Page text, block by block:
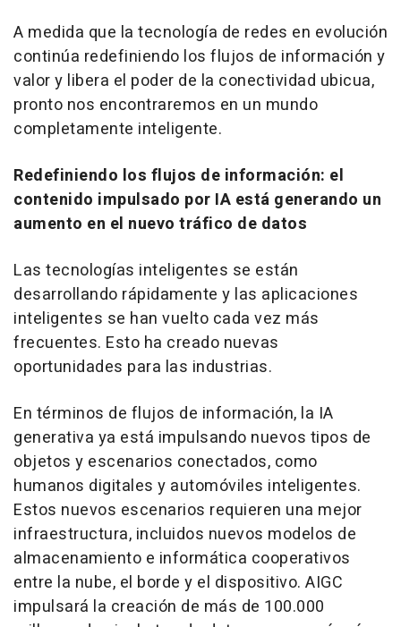
A medida que la tecnología de redes en evolución
continúa redefiniendo los flujos de información y
valor y libera el poder de la conectividad ubicua,
pronto nos encontraremos en un mundo
completamente inteligente.
Redefiniendo los flujos de información: el
contenido impulsado por IA está generando un
aumento en el nuevo tráfico de datos
Las tecnologías inteligentes se están
desarrollando rápidamente y las aplicaciones
inteligentes se han vuelto cada vez más
frecuentes. Esto ha creado nuevas
oportunidades para las industrias.
En términos de flujos de información, la IA
generativa ya está impulsando nuevos tipos de
objetos y escenarios conectados, como
humanos digitales y automóviles inteligentes.
Estos nuevos escenarios requieren una mejor
infraestructura, incluidos nuevos modelos de
almacenamiento e informática cooperativos
entre la nube, el borde y el dispositivo. AIGC
impulsará la creación de más de 100.000